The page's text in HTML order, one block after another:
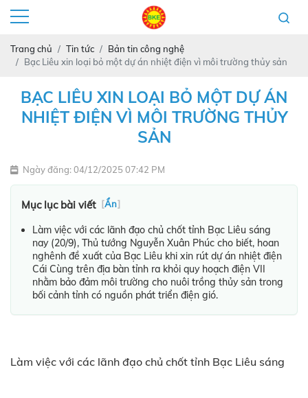
Trang chủ Tin tức
Bản tin công nghệ
Bạc Liêu xin loại bỏ một dự án nhiệt điện vì môi trường thủy sản
BẠC LIÊU XIN LOẠI BỎ MỘT DỰ ÁN
NHIỆT ĐIỆN VÌ MÔI TRƯỜNG THỦY
SẢN
Ngày đăng: 04/12/2025 07:42 PM
Mục lục bài viết [Ẩn]
Làm việc với các lãnh đạo chủ chốt tỉnh Bạc Liêu sáng
nay (20/9), Thủ tướng Nguyễn Xuân Phúc cho biết, hoan
nghênh đề xuất của Bạc Liêu khi xin rút dự án nhiệt điện
Cái Cùng trên địa bàn tỉnh ra khỏi quy hoạch điện VII
nhằm bảo đảm môi trường cho nuôi trồng thủy sản trong
bối cảnh tỉnh có nguồn phát triển điện gió.
Làm việc với các lãnh đạo chủ chốt tỉnh Bạc Liêu sáng